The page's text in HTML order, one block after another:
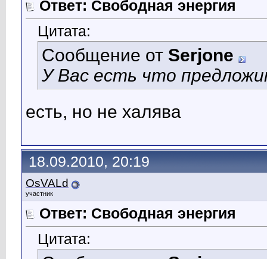
Ответ: Свободная энергия
Цитата:
Сообщение от Serjone
У Вас есть что
есть, но не халява
18.09.2010, 20:19
OsVALd
участник
Ответ: Свободная энергия
Цитата: